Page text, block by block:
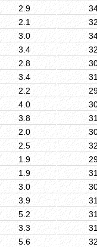
2.9
2.1
3.0
3.4
2.8
3.4
2.2
4.0
3.8
2.0
2.5
1.9
1.9
3.0
3.9
5.2
3.3
5.6